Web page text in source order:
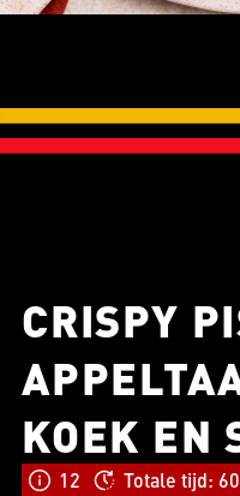
CRISPY
KOEK EN
12 Totale tijd: